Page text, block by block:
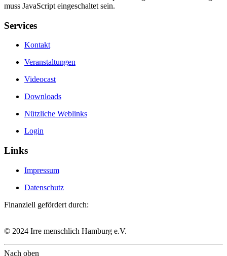
muss JavaScript eingeschaltet sein.
Services
Kontakt
Veranstaltungen
Videocast
Downloads
Nützliche Weblinks
Login
Links
Impressum
Datenschutz
Finanziell gefördert durch:
© 2024 Irre menschlich Hamburg e.V.
Nach oben